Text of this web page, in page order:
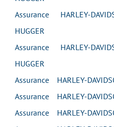
Assurance HARLEY-
HUGGER
Assurance HARLEY-
HUGGER
Assurance HARLEY-
Assurance HARLEY-
Assurance HARLEY-